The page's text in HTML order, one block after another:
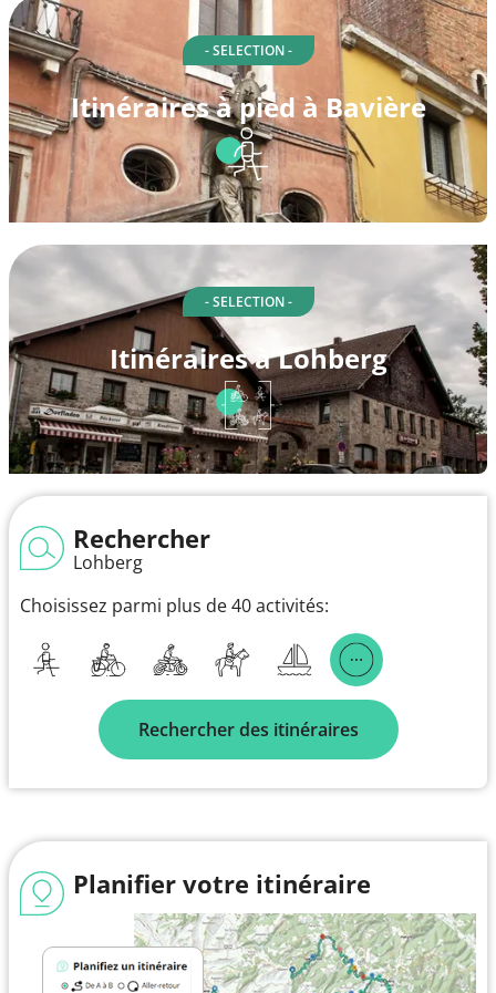
- SELECTION -
Itinéraires à pied à Bavière
- SELECTION -
Itinéraires à Lohberg
Rechercher
Lohberg
Choisissez parmi plus de 40 activités:
Rechercher des itinéraires
Planifier votre itinéraire